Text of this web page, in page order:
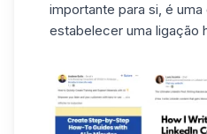
importante para si, é
estabelecer uma ligação